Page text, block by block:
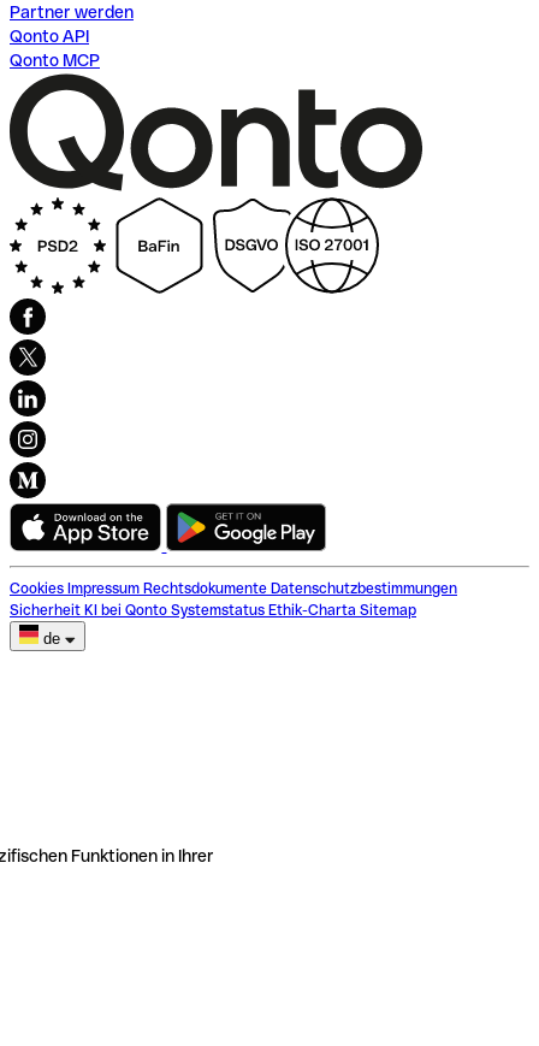
Partner werden
Qonto API
Qonto MCP
Cookies Impressum Rechtsdokumente Datenschutzbestimmungen
Sicherheit KI bei Qonto Systemstatus Ethik-Charta Sitemap
de
Funktionen in Ihrer